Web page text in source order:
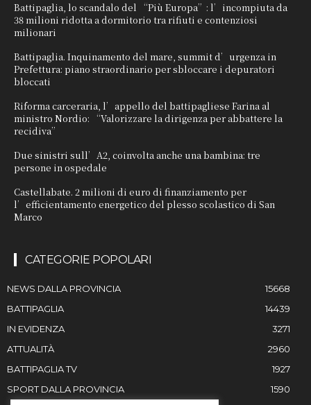
Battipaglia, lo scandalo del “Più Europa”: l’incompiuta da
38 milioni ridotta a dormitorio tra rifiuti e contenziosi
milionari
Battipaglia. Inquinamento del mare, summit d’urgenza in
Prefettura: piano straordinario per sbloccare i depuratori
bloccati
Riforma carceraria, l’appello del battipagliese Farina al
ministro Nordio: “Valorizzare la dirigenza per abbattere la
recidiva”
Due sinistri sull’A2, coinvolta anche una bambina: tre
persone in ospedale
Castellabate. 2 milioni di euro di finanziamento per
l’efficientamento energetico del plesso scolastico di San
Marco
CATEGORIE POPOLARI
NEWS DALLA PROVINCIA
15668
BATTIPAGLIA
14439
IN EVIDENZA
3271
ATTUALITÀ
2960
BATTIPAGLIA TV
1927
SPORT DALLA PROVINCIA
1590